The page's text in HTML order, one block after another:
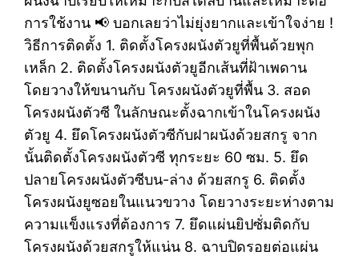
การใช้งาน 📢 บอกเลยว่าไม่ยุ่งยากและเข้าใจง่าย !
วิธีการติดตั้ง 1. ติดตั้งโครงผนังตัวยูที่พื้นด้วยพุก
เหล็ก 2. ติดตั้งโครงผนังตัวยูอีกเส้นที่ฝ้าเพดาน
โดยวางให้ขนานกับ โครงผนังตัวยูที่พื้น 3. สอด
โครงผนังตัวซี ในลักษณะตั้งฉากเข้าในโครงผนัง
ตัวยู 4. ยึดโครงผนังตัวซีกับฝาผนังด้วยสกรู จาก
นั้นติดตั้งโครงผนังตัวซี ทุกระยะ 60 ซม. 5. ยึด
ปลายโครงผนังตัวซีบน-ล่าง ด้วยสกรู 6. ติดตั้ง
โครงผนังยูซอยในแนวขวาง โดยวางระยะห่างตาม
ความแข็งแรงที่ต้องการ 7. ยึดแผ่นยิปซั่มติดกับ
โครงผนังด้วยสกรูให้แน่น 8. ฉาบปิดรอยต่อแผ่น